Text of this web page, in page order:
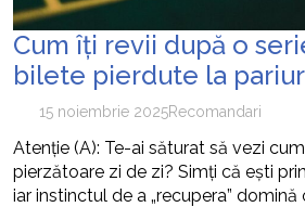
Cum îți revii după o
bilete pierdute la
15 noiembrie 2025Recomandari
Atenție (A): Te-ai săturat să vezi
pierzătoare zi de zi? Simți că ești
iar instinctul de a „recupera”